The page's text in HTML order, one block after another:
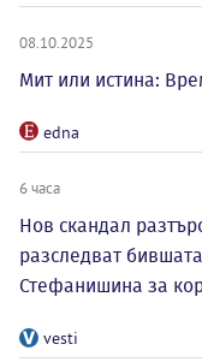
08.10.2025
Мит или истина:
edna
6 часа
Нов скандал
разследват
Стефанишина за
vesti